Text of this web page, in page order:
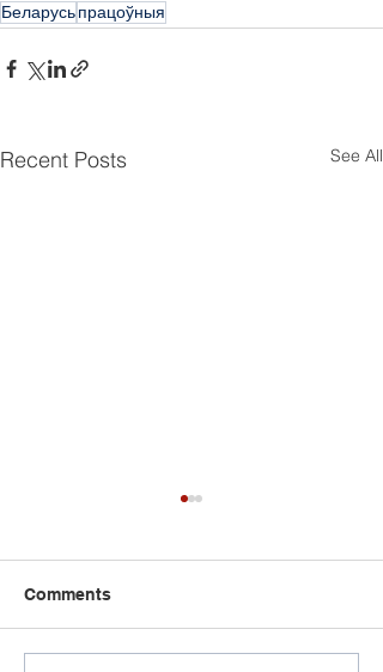
Беларусьпрацоўныя
Recent Posts See All
Comments